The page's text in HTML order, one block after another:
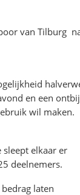
van Tilburg
en een
wil maken.
sleept elkaar er
deelnemers.
laten